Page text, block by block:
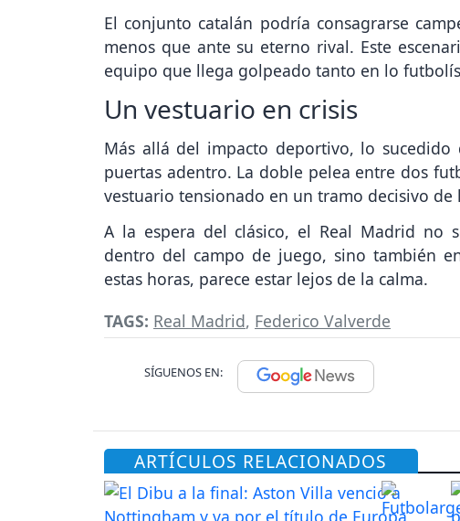
El conjunto catalán podría consagrarse
menos que ante su eterno rival. Este
equipo que llega golpeado tanto en lo
Un vestuario en crisis
Más allá del impacto deportivo, lo
puertas adentro. La doble pelea entre dos
vestuario tensionado en un tramo decisivo de
A la espera del clásico, el Real Madrid no
dentro del campo de juego, sino también
estas horas, parece estar lejos de la calma.
TAGS: Real Madrid, Federico Valverde
SÍGUENOS EN:
ARTÍCULOS RELACIONADOS